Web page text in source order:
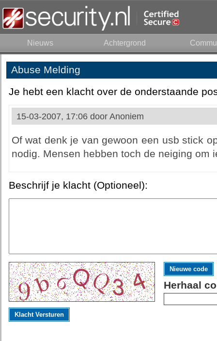
Nieuws Achtergrond
Abuse Melding
Je hebt een klacht over de onderstaande
15-03-2007, 17:06 door Anoniem
Of wat denk je van gewoon een usb stick
nodig. Mensen hebben toch de neiging om
Beschrijf je klacht (Optioneel):
Nieuwe code
Herhaal
Klacht Versturen